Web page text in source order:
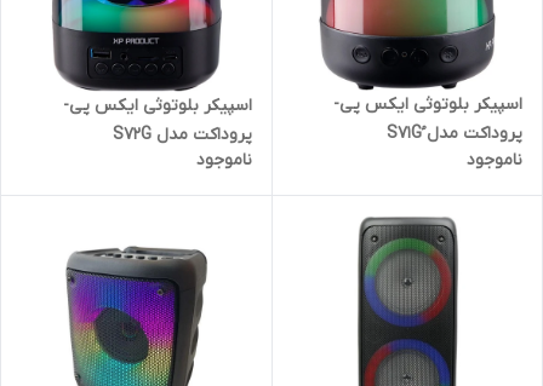
اسپیکر بلوتوثی ایکس پی-
پروداکت مدل ُS71G
ناموجود
اسپیکر بلوتوثی ایکس پی-
پروداکت مدل S72G
ناموجود